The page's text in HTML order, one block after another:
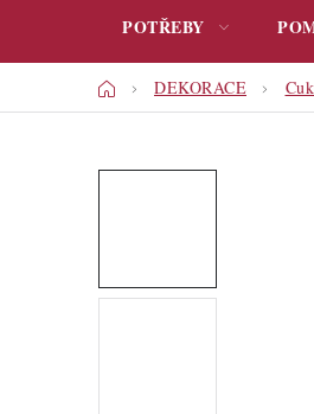
POTŘEBY
DomůDEKORACE